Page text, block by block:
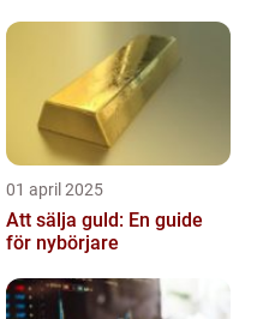
01 april 2025
Att sälja guld: En guide
för nybörjare